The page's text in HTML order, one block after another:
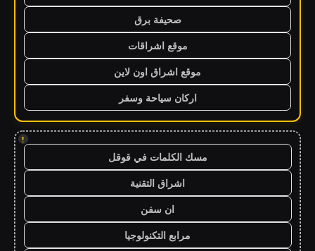
صحيفة برق
موقع اشراقات
موقع اشراق اون لاين
اركان سياحة وسفر
!
مسك الكلمات في قوقل
اشراق التقنية
ان سفن
مرابع التكنولوجيا